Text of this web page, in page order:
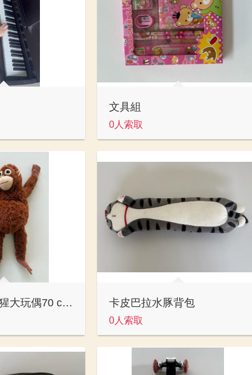
文具組
0人索取
九成新紅毛猩猩大玩偶70 cm x 30 cm 卡皮巴拉水豚背包
0人索取